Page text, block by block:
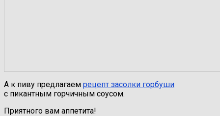
А к пиву предлагаем рецепт засолки горбуши
с пикантным горчичным соусом.
Приятного вам аппетита!